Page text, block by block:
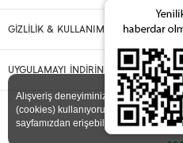
GİZLİLİK & KULLANIM
UYGULAMAYI İNDİRİN
Alışveriş deneyiminizi iyileştirmek
(cookies) kullanıyoruz. Detaylı bilgiye
sayfamızdan erişebilirsiniz.